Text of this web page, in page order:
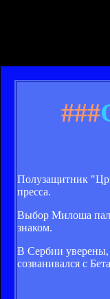
###
Полузащитник
пресса.
Выбор Милоша пал
знаком.
В Сербии уверены,
созванивался с